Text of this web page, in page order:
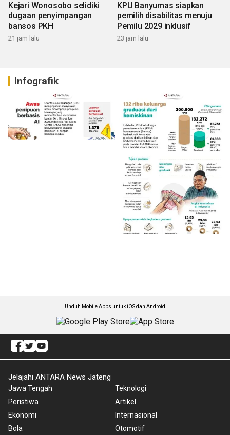
Kejari Wonosobo selidiki
dugaan penyimpangan
bansos PKH
21 jam lalu
KPU Banyumas siapkan
pemilih disabilitas menuju
Pemilu 2029 inklusif
23 jam lalu
Infografik
Unduh Mobile Apps untuk iOS dan Android
Jelajahi ANTARA News Jateng
Jawa Tengah
Peristiwa
Ekonomi
Bola
Teknologi
Artikel
Internasional
Otomotif